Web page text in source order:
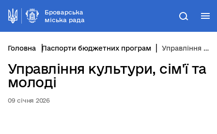
Броварська
міська рада
Пошук
Головна Паспорти бюджетних програм Управління культури, сім'ї та молоді
Управління культури, сім'ї та
молоді
09 січня 2026